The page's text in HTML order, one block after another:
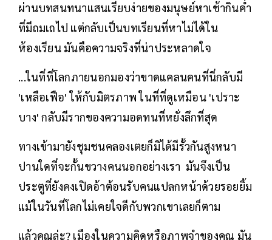
ผ่านบทสนทนาแสนเรียบง่ายของมนุษย์หาเช้ากินค่ำ
ที่มีถมเถไป แต่กลับเป็นบทเรียนที่หาไม่ได้ใน
ห้องเรียน มันคือความจริงที่น่าประหลาดใจ
...ในที่ที่โลกภายนอกมองว่าขาดแคลนคนที่นี่กลับมี
'เหลือเฟือ' ให้กับมิตรภาพ ในที่ที่ดูเหมือน 'เปราะ
บาง' กลับมีรากของความอดทนที่หยั่งลึกที่สุด
ทางเข้ามายังชุมชนคลองเตยก็มิได้มีรั้วกันสูงหนา
ปานใดที่จะกั้นขวางคนนอกอย่างเรา มันจึงเป็น
ประตูที่ยังคงเปิดอ้าต้อนรับคนแปลกหน้าด้วยรอยยิ้ม
แม้ในวันที่โลกไม่เคยใจดีกับพวกเขาเลยก็ตาม
แล้วคุณล่ะ? เมืองในความคิดหรือภาพจำของคุณ มัน